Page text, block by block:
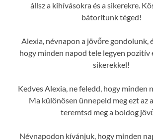
állsz a kihívásokra és a sikerekre.
bátorítunk téged!
Alexia, névnapon a jövőre gondolunk,
hogy minden napod tele legyen pozitív
sikerekkel!
Kedves Alexia, ne feledd, hogy minden
Ma különösen ünnepeld meg ezt az
teremtsd meg a boldog
Névnapodon kívánjuk, hogy minden